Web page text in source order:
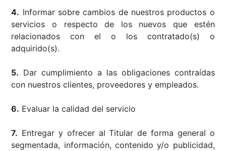
4. Informar sobre cambios de nuestros productos o
servicios o respecto de los nuevos que estén
relacionados con el o los contratado(s) o
adquirido(s).
5. Dar cumplimiento a las obligaciones contraídas
con nuestros clientes, proveedores y empleados.
6. Evaluar la calidad del servicio
7. Entregar y ofrecer al Titular de forma general o
segmentada, información, contenido y/o publicidad,